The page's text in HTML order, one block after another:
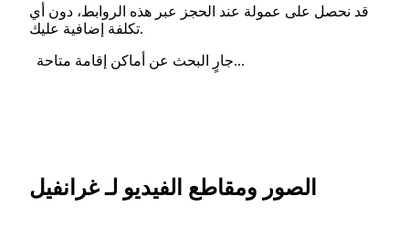
قد نحصل على عمولة عند الحجز عبر هذه الروابط، دون أي
تكلفة إضافية عليك.
جارٍ البحث عن أماكن إقامة متاحة...
الصور ومقاطع الفيديو لـ غرانفيل